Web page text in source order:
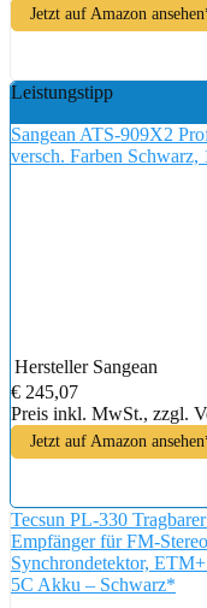
Jetzt auf Amazon
Leistungstipp
Sangean ATS-909X2
versch. Farben
Hersteller Sangean
€ 245,07
Preis inkl. MwSt., zzgl.
Jetzt auf Amazon
Tecsun PL-330
Empfänger für FM-
Synchrondetektor,
5C Akku – Schwarz*